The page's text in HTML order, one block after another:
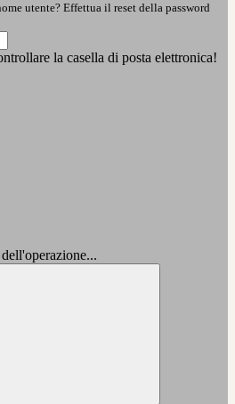
utente? Effettua il reset della password
la casella di posta elettronica!